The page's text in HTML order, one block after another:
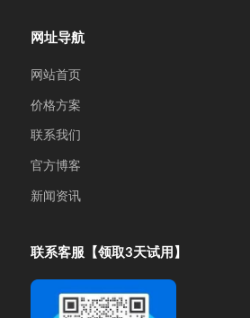
网址导航
网站首页
价格方案
联系我们
官方博客
新闻资讯
联系客服【领取3天试用】